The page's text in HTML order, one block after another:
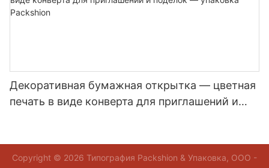
Декоративная бумажная открытка — цветная
печать в виде конверта для приглашений и
Copyright © 2026 Типография Packshion & Упаковка, ООО -